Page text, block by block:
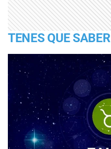
TENES QUE SABER